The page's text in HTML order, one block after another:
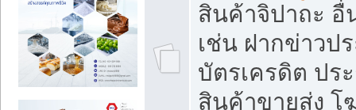
สินค้าจิปาถะ อื่
เช่น ฝากข่าวป
บัตรเครดิต ปร
สินค้าขายส่ง